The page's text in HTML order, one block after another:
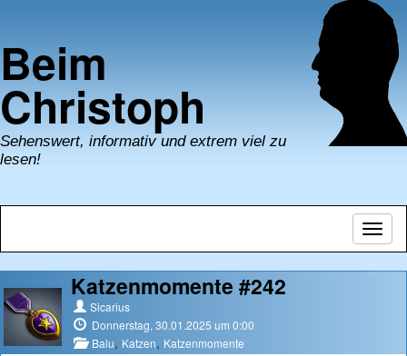
Beim
Christoph
Sehenswert, informativ und extrem viel zu
lesen!
Katzenmomente #242
Sicarius
Donnerstag, 30.01.2025 um 0:00
Balu, Katzen, Katzenmomente